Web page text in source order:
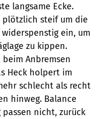
langsame Ecke.
plötzlich steif um die
ein, um
zu kippen.
Anbremsen
Heck holpert im
schlecht als recht
hinweg. Balance
nicht, zurück